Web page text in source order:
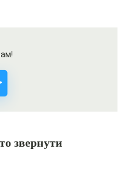
звернути